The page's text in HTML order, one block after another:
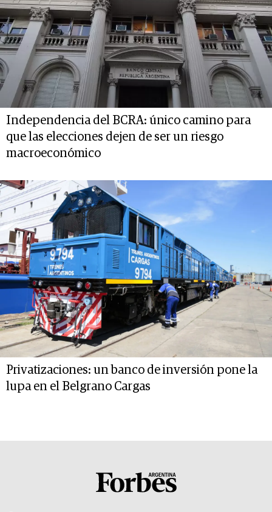
Independencia del BCRA: único camino para
que las elecciones dejen de ser un riesgo
macroeconómico
Privatizaciones: un banco de inversión pone la
lupa en el Belgrano Cargas